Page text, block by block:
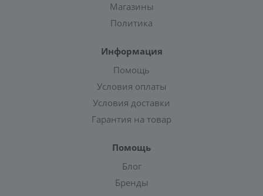
Магазины
Политика
Информация
Помощь
Условия оплаты
Условия доставки
Гарантия на товар
Помощь
Блог
Бренды